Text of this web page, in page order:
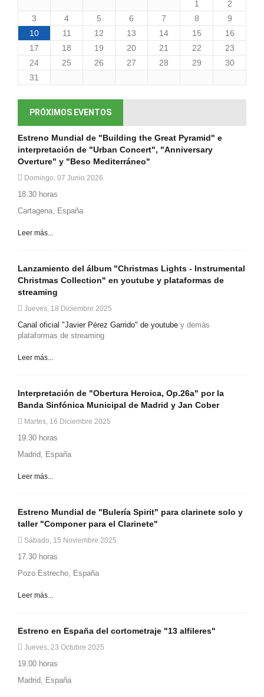
1
2
3
4 5 6 7 8
9
10
11 12 13 14 15
16
17
18 19 20 21 22
23
24
25 26 27 28 29
30
31
PRÓXIMOS EVENTOS
Estreno Mundial de "Building the Great Pyramid" e
interpretación de "Urban Concert", "Anniversary
Overture" y "Beso Mediterráneo"
Domingo, 07 Junio 2026
18.30 horas
Cartagena, España
Leer más...
Lanzamiento del álbum "Christmas Lights - Instrumental
Christmas Collection" en youtube y plataformas de
streaming
Jueves, 18 Diciembre 2025
Canal oficial "Javier Pérez Garrido" de youtube y demás
plataformas de streaming
Leer más...
Interpretación de "Obertura Heroica, Op.26a" por la
Banda Sinfónica Municipal de Madrid y Jan Cober
Martes, 16 Diciembre 2025
19.30 horas
Madrid, España
Leer más...
Estreno Mundial de "Bulería Spirit" para clarinete solo y
taller "Componer para el Clarinete"
Sábado, 15 Noviembre 2025
17.30 horas
Pozo Estrecho, España
Leer más...
Estreno en España del cortometraje "13 alfileres"
Jueves, 23 Octubre 2025
19.00 horas
Madrid, España